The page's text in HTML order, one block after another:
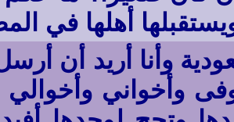
أهلها في
وأنا أريد أن
وأخواني